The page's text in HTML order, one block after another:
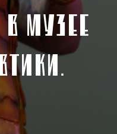
МУЗЕЕ